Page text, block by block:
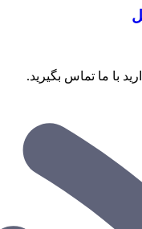
با ما تماس بگیرید.